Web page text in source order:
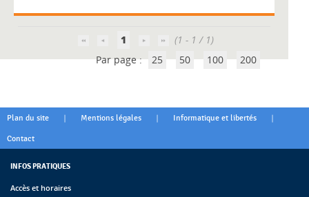
1
(1 - 1 / 1)
Par page : 25 50 100 200
Plan du site | Mentions légales | Informatique et libertés |
Contact
INFOS PRATIQUES
Accès et horaires